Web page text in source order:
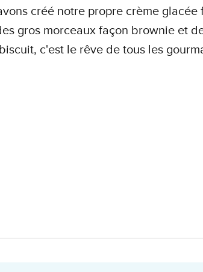
créé notre propre crème glacée
gros morceaux façon brownie et
c'est le rêve de tous les